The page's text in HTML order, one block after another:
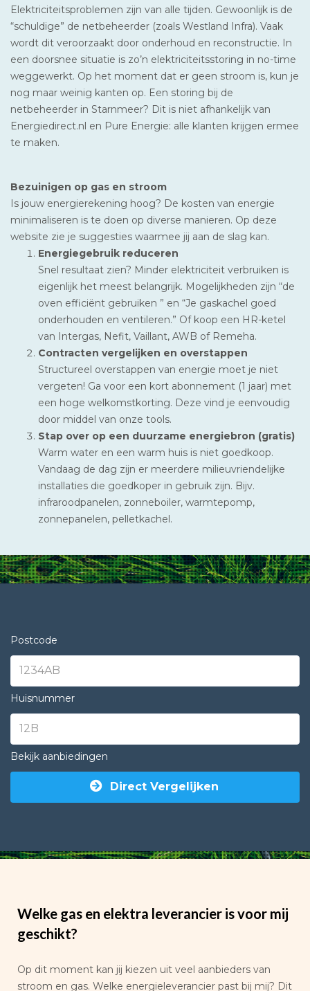
Elektriciteitsproblemen zijn van alle tijden. Gewoonlijk is de
“schuldige” de netbeheerder (zoals Westland Infra). Vaak
wordt dit veroorzaakt door onderhoud en reconstructie. In
een doorsnee situatie is zo’n elektriciteitsstoring in no-time
weggewerkt. Op het moment dat er geen stroom is, kun je
nog maar weinig kanten op. Een storing bij de
netbeheerder in Starnmeer? Dit is niet afhankelijk van
Energiedirect.nl en Pure Energie: alle klanten krijgen ermee
te maken.
Bezuinigen op gas en stroom
Is jouw energierekening hoog? De kosten van energie
minimaliseren is te doen op diverse manieren. Op deze
website zie je suggesties waarmee jij aan de slag kan.
Energiegebruik reduceren
Snel resultaat zien? Minder elektriciteit verbruiken is
eigenlijk het meest belangrijk. Mogelijkheden zijn “de
oven efficiënt gebruiken ” en “Je gaskachel goed
onderhouden en ventileren.” Of koop een HR-ketel
van Intergas, Nefit, Vaillant, AWB of Remeha.
Contracten vergelijken en overstappen
Structureel overstappen van energie moet je niet
vergeten! Ga voor een kort abonnement (1 jaar) met
een hoge welkomstkorting. Deze vind je eenvoudig
door middel van onze tools.
Stap over op een duurzame energiebron (gratis)
Warm water en een warm huis is niet goedkoop.
Vandaag de dag zijn er meerdere milieuvriendelijke
installaties die goedkoper in gebruik zijn. Bijv.
infraroodpanelen, zonneboiler, warmtepomp,
zonnepanelen, pelletkachel.
Postcode
Huisnummer
Bekijk aanbiedingen
Direct Vergelijken
Welke gas en elektra leverancier is voor mij
geschikt?
Op dit moment kan jij kiezen uit veel aanbieders van
stroom en gas. Welke energieleverancier past bij mij? Dit